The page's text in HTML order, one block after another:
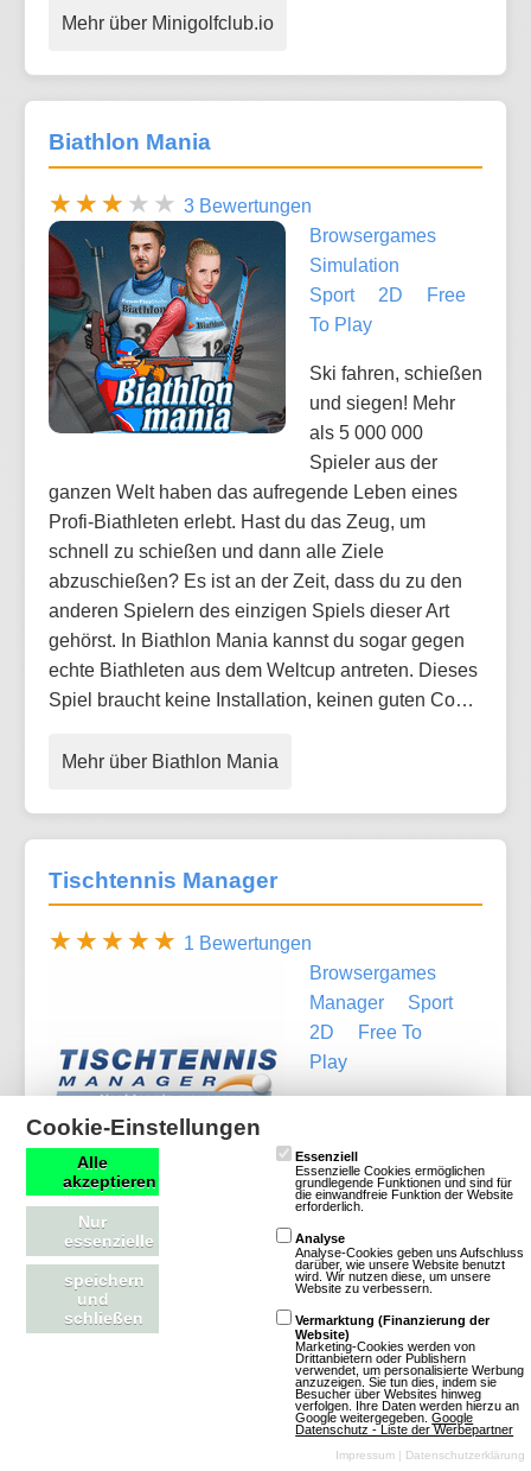
Mehr über Minigolfclub.io
Biathlon Mania
3 Bewertungen
Browsergames
Simulation
Sport
2D
Free
To Play
Ski fahren, schießen
und siegen! Mehr
als 5 000 000
Spieler aus der
ganzen Welt haben das aufregende Leben eines
Profi-Biathleten erlebt. Hast du das Zeug, um
schnell zu schießen und dann alle Ziele
abzuschießen? Es ist an der Zeit, dass du zu den
anderen Spielern des einzigen Spiels dieser Art
gehörst. In Biathlon Mania kannst du sogar gegen
echte Biathleten aus dem Weltcup antreten. Dieses
Spiel braucht keine Installation, keinen guten Co…
Mehr über Biathlon Mania
Tischtennis Manager
1 Bewertungen
Browsergames
Manager
Sport
2D
Free To
Play
in die Rolle eines
Managers, der
seinen eigenen
Tischtennisverein zum Erfolg führen muss. Dabei
musst Du sowohl wirtschaftlich handeln, als auch
neue Spieler heranzüchten um in den Ligen nach
oben zu klettern und schließlich in der 1.
Bundesliga die Meisterschaft zu erringen. Hier ein
paar Features: Manage Deinen eigenen
Tischtennisverein Trainiere Deine Spieler oder
schicke sie ins Trainingslager - Ziehe neue
Cookie-Einstellungen
Alle
akzeptieren
Nur
essenzielle
speichern
und
schließen
Essenziell
Essenzielle Cookies ermöglichen
grundlegende Funktionen und sind für
die einwandfreie Funktion der Website
erforderlich.
Analyse
Analyse-Cookies geben uns Aufschluss
darüber, wie unsere Website benutzt
wird. Wir nutzen diese, um unsere
Website zu verbessern.
Vermarktung (Finanzierung der
Website)
Marketing-Cookies werden von
Drittanbietern oder Publishern
verwendet, um personalisierte Werbung
anzuzeigen. Sie tun dies, indem sie
Besucher über Websites hinweg
verfolgen. Ihre Daten werden hierzu an
Google weitergegeben.Google
Datenschutz - Liste der Werbepartner
Impressum | Datenschutzerklärung